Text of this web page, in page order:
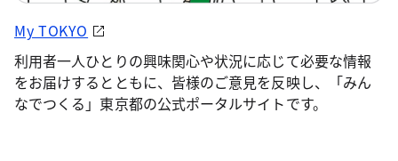
My TOKYO
利用者一人ひとりの興味関心や状況に応じて必要な情報
をお届けするとともに、皆様のご意見を反映し、「みん
なでつくる」東京都の公式ポータルサイトです。